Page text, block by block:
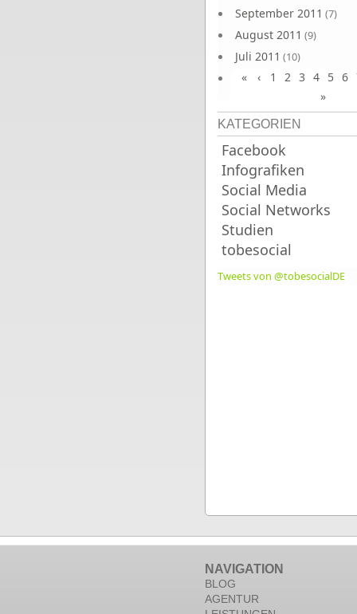
September 2011 (7)
August 2011 (9)
Juli 2011 (10)
Juni 2011(9)
« ‹ 1 2 3 4 5 6
»
KATEGORIEN
Facebook
Infografiken
Social Media
Social Networks
Studien
tobesocial
Tweets von @tobesocialDE
NAVIGATION
BLOG
AGENTUR